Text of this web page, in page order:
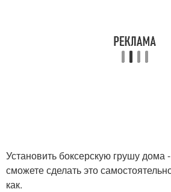
Установить боксерскую грушу
сможете сделать это
как.